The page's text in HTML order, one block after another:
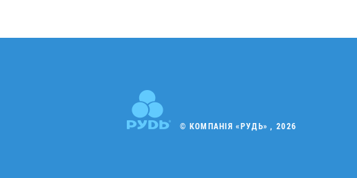
© КОМПАНІЯ «РУДЬ» , 2026